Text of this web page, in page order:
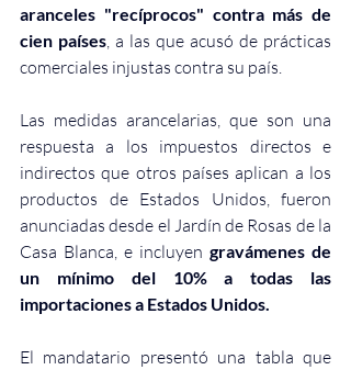
aranceles "recíprocos" contra más de
cien países , a las que acusó de prácticas
comerciales injustas contra su país.
Las medidas arancelarias, que son una
respuesta a los impuestos directos e
indirectos que otros países aplican a los
productos de Estados Unidos, fueron
anunciadas desde el Jardín de Rosas de la
Casa Blanca, e incluyen gravámenes de
un mínimo del 10% a todas las
importaciones a Estados Unidos.
El mandatario presentó una tabla que